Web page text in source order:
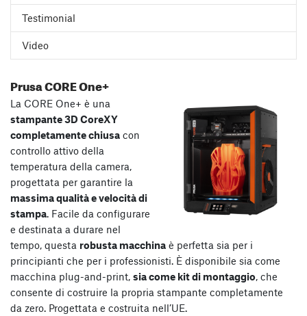
Testimonial
Video
Prusa CORE One+
La CORE One+ è una
stampante 3D CoreXY
completamente chiusa con
controllo attivo della
temperatura della camera,
progettata per garantire la
massima qualità e velocità di
stampa. Facile da configurare
e destinata a durare nel
tempo, questa robusta macchina è perfetta sia per i
principianti che per i professionisti. È disponibile sia come
macchina plug-and-print, sia come kit di montaggio, che
consente di costruire la propria stampante completamente
da zero. Progettata e costruita nell’UE.